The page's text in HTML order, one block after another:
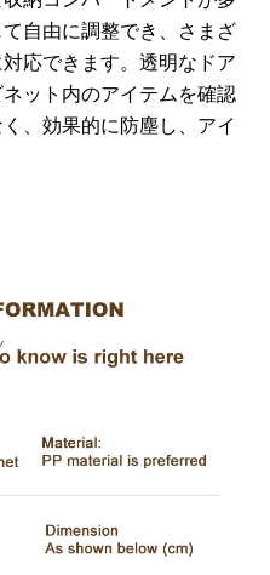
自由に調整でき、さまざ
応できます。透明なドア
ット内のアイテムを確認
、効果的に防塵し、アイ